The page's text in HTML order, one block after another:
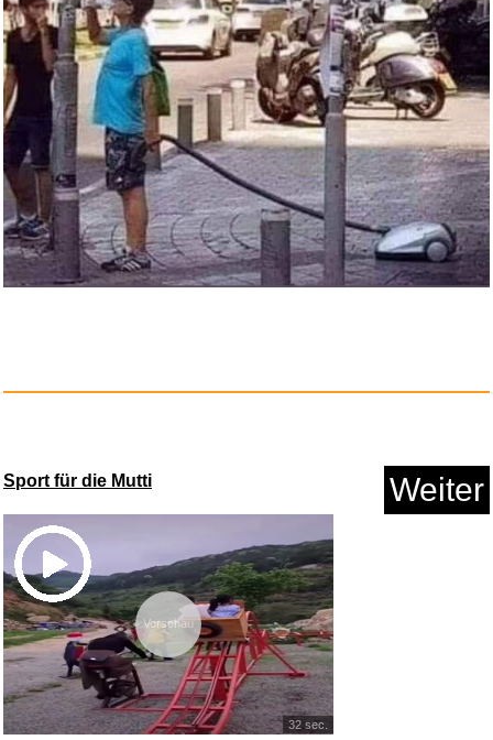
Malongo Supreme d´Arabica
Gra...
Anzeige
Anzeige
Sport für die Mutti Weiter
Vorschau
32 sec.